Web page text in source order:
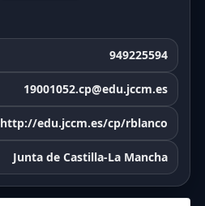
949225594
19001052.cp@edu.jccm.es
http://edu.jccm.es/cp/rblanco
Junta de Castilla-La Mancha